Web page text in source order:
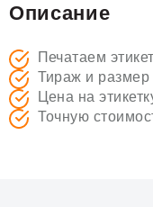
Описание
Печатаем
Тираж и
Цена на
Точную